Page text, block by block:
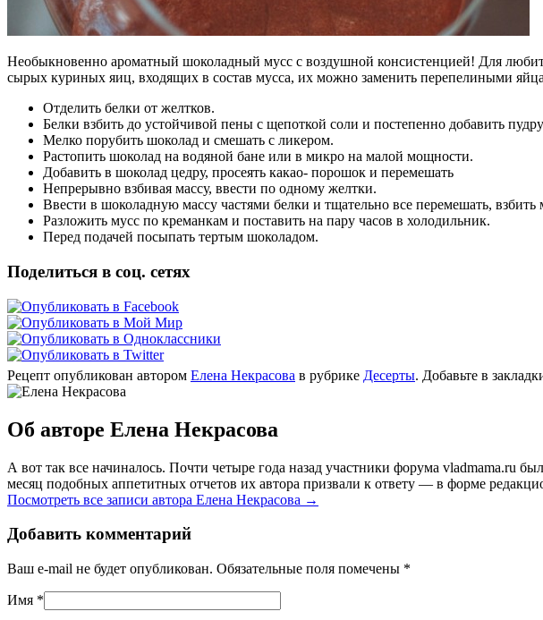
Необыкновенно ароматный шоколадный мусс с воздушной консистенцией! Для
сырых куриных яиц, входящих в состав мусса, их можно заменить перепелиными
Отделить белки от желтков.
Белки взбить до устойчивой пены с щепоткой соли и постепенно добавить
Мелко порубить шоколад и смешать с ликером.
Растопить шоколад на водяной бане или в микро на малой мощности.
Добавить в шоколад цедру, просеять какао- порошок и перемешать
Непрерывно взбивая массу, ввести по одному желтки.
Ввести в шоколадную массу частями белки и тщательно все перемешать, взбить
Разложить мусс по креманкам и поставить на пару часов в холодильник.
Перед подачей посыпать тертым шоколадом.
Поделиться в соц. сетях
Рецепт опубликован автором Елена Некрасова в рубрике Десерты. Добавьте в
Об авторе Елена Некрасова
А вот так все начиналось. Почти четыре года назад участники форума
месяц подобных аппетитных отчетов их автора призвали к ответу — в форме
Посмотреть все записи автора Елена Некрасова →
Добавить комментарий
Ваш e-mail не будет опубликован. Обязательные поля помечены *
Имя *